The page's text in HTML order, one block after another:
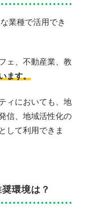
業種で活用でき
ェ、不動産業、教
ます。
ィにおいても、地
信、地域活性化の
して利用できま
環境は？